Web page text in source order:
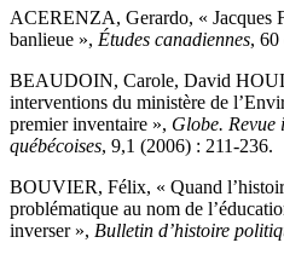
ACERENZA, Gerardo, « Jacques
banlieue », Études canadiennes,
BEAUDOIN, Carole, David
interventions du ministère de
premier inventaire », Globe. Revue
québécoises, 9,1 (2006) : 211-236.
BOUVIER, Félix, « Quand
problématique au nom de
inverser », Bulletin d’histoire